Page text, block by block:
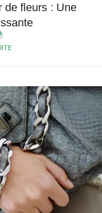
de fleurs : Une